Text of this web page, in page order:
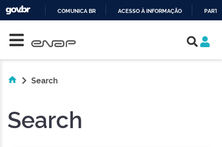
COMUNICA BR ACESSO À INFORMAÇÃO
Search
Search